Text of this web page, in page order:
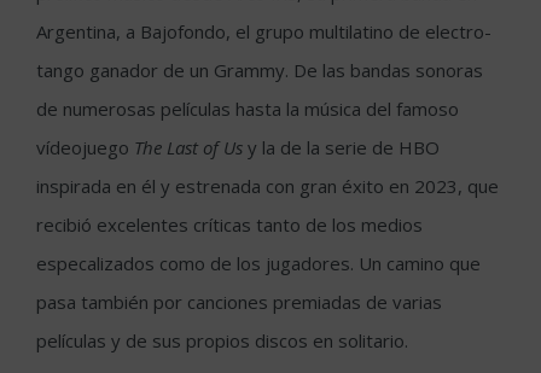
Argentina, a Bajofondo, el grupo multilatino de electro-
tango ganador de un Grammy. De las bandas sonoras
de numerosas películas hasta la música del famoso
vídeojuego The Last of Us y la de la serie de HBO
inspirada en él y estrenada con gran éxito en 2023, que
recibió excelentes críticas tanto de los medios
especalizados como de los jugadores. Un camino que
pasa también por canciones premiadas de varias
películas y de sus propios discos en solitario.